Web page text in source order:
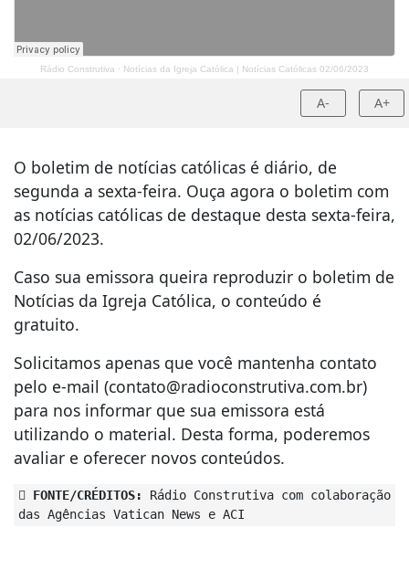
Rádio Construtiva · Notícias da Igreja Católica | Notícias Católicas 02/06/2023
A- A+
O boletim de notícias católicas é diário, de
segunda a sexta-feira. Ouça agora o boletim com
as notícias católicas de destaque desta sexta-feira,
02/06/2023.
Caso sua emissora queira reproduzir o boletim de
Notícias da Igreja Católica, o conteúdo é
gratuito.
Solicitamos apenas que você mantenha contato
pelo e-mail (contato@radioconstrutiva.com.br)
para nos informar que sua emissora está
utilizando o material. Desta forma, poderemos
avaliar e oferecer novos conteúdos.
FONTE/CRÉDITOS:
Rádio Construtiva com colaboração
das Agências Vatican News e ACI